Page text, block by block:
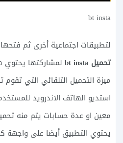
bt insta
لتطبيقات اجتماعية أخرى ثم
تحميل bt insta
لمشاركتها يحتوي
ميزة التحميل التلقائي التي تقوم
استديو الهاتف الاندرويد
معين او عدة حسابات يتم منه
يحتوي التطبيق أيضا على واجهة